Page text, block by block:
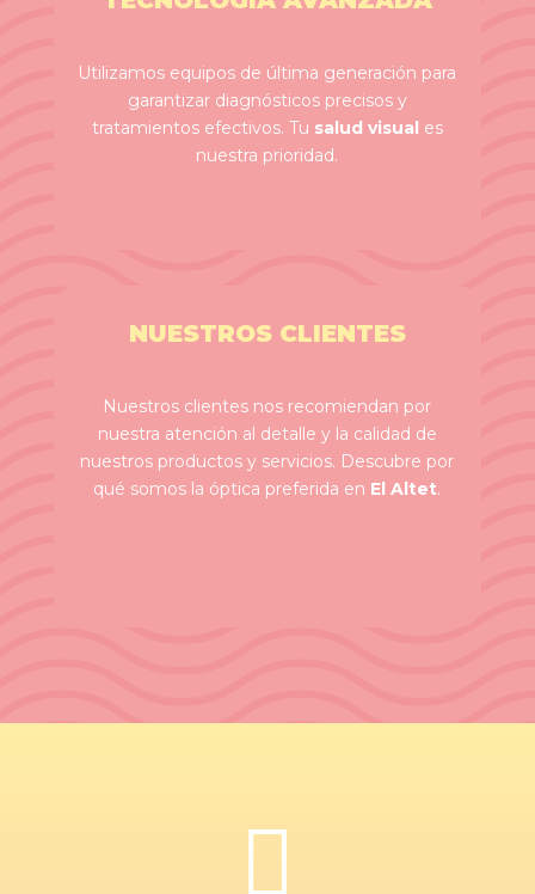
Utilizamos equipos de última generación para
garantizar diagnósticos precisos y
tratamientos efectivos. Tu salud visual es
nuestra prioridad.
NUESTROS CLIENTES
Nuestros clientes nos recomiendan por
nuestra atención al detalle y la calidad de
nuestros productos y servicios. Descubre por
qué somos la óptica preferida en El Altet.
